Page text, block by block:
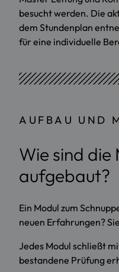
besucht werden. Die
dem Stundenplan
für eine individuelle
AUFBAU UND
Wie sind die
aufgebaut?
Ein Modul zum
neuen Erfahrungen?
Jedes Modul schließt
bestandene Prüfung